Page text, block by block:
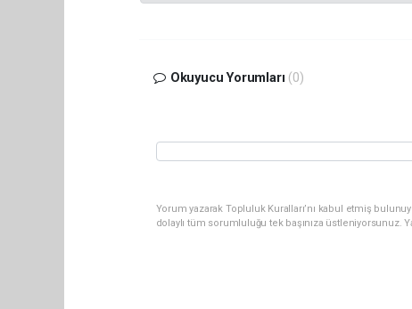
Okuyucu Yorumları (0)
Yorum yazarak Topluluk Kuralları’nı kabul etmiş
dolaylı tüm sorumluluğu tek başınıza